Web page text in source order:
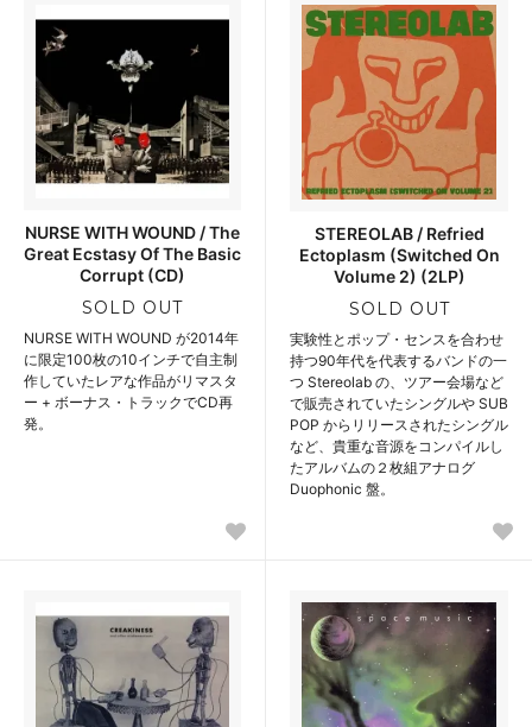
NURSE WITH WOUND / The
Great Ecstasy Of The Basic
Corrupt (CD)
SOLD OUT
NURSE WITH WOUND が2014年
に限定100枚の10インチで自主制
作していたレアな作品がリマスタ
ー + ボーナス・トラックでCD再
発。
STEREOLAB / Refried
Ectoplasm (Switched On
Volume 2) (2LP)
SOLD OUT
実験性とポップ・センスを合わせ
持つ90年代を代表するバンドの一
つ Stereolab の、ツアー会場など
で販売されていたシングルや SUB
POP からリリースされたシングル
など、貴重な音源をコンパイルし
たアルバムの２枚組アナログ
Duophonic 盤。